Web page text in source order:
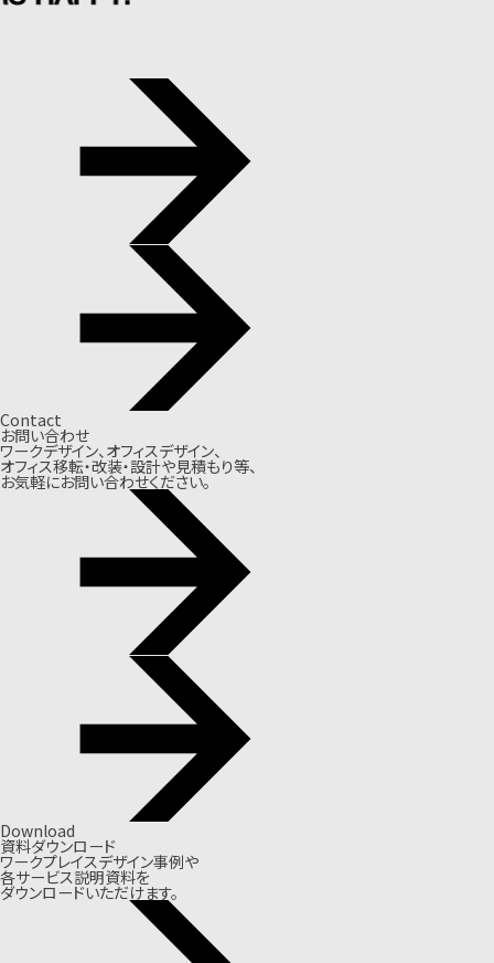
Contact
お問い合わせ
ワークデザイン、オフィスデザイン、
オフィス移転・改装・設計や見積もり等、
お気軽にお問い合わせください。
Download
資料ダウンロード
ワークプレイスデザイン事例や
各サービス説明資料を
ダウンロードいただけます。